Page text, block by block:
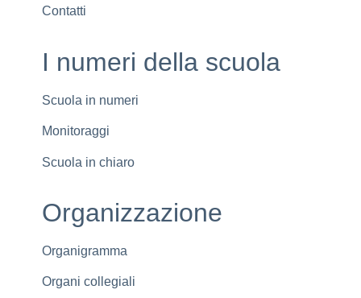
Contatti
I numeri della scuola
Scuola in numeri
Monitoraggi
Scuola in chiaro
Organizzazione
Organigramma
Organi collegiali